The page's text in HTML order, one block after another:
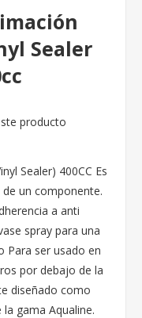
Sealer
producto
Sealer) 400CC Es
un componente.
a anti
spray para una
Para ser usado en
por debajo de la
diseñado como
gama Aqualine.